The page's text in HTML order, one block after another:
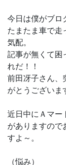
今日は僕がブロ
たまたま車で走
気配。
記事が無くて困
れだ！！
前田冴子さん、
がとうございま
近日中にＡマー
がありますので
すよ～。
（悩み）